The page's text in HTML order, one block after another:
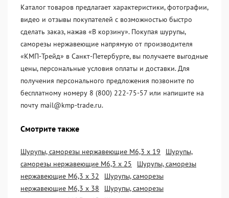
Каталог товаров предлагает характеристики, фотографии,
видео и отзывы покупателей с возможностью быстро
сделать заказ, нажав «В корзину». Покупая шурупы,
саморезы нержавеющие напрямую от производителя
«KМП-Трейд» в Санкт-Петербурге, вы получаете выгодные
цены, персональные условия оплаты и доставки. Для
получения персонального предложения позвоните по
бесплатному номеру 8 (800) 222-75-57 или напишите на
почту mail@kmp-trade.ru.
Смотрите также
Шурупы, саморезы нержавеющие М6,3 х 19
Шурупы,
саморезы нержавеющие М6,3 х 25
Шурупы, саморезы
нержавеющие М6,3 х 32
Шурупы, саморезы
нержавеющие М6,3 х 38
Шурупы, саморезы